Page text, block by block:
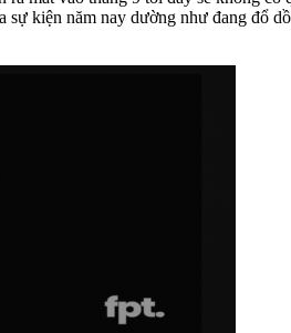
kiện năm nay dường như đang đổ